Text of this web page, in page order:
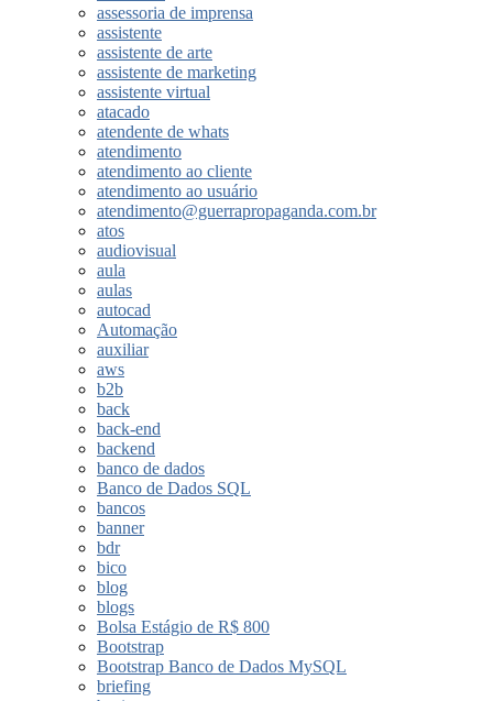
assessoria de imprensa
assistente
assistente de arte
assistente de marketing
assistente virtual
atacado
atendente de whats
atendimento
atendimento ao cliente
atendimento ao usuário
atendimento@guerrapropaganda.com.br
atos
audiovisual
aula
aulas
autocad
Automação
auxiliar
aws
b2b
back
back-end
backend
banco de dados
Banco de Dados SQL
bancos
banner
bdr
bico
blog
blogs
Bolsa Estágio de R$ 800
Bootstrap
Bootstrap Banco de Dados MySQL
briefing